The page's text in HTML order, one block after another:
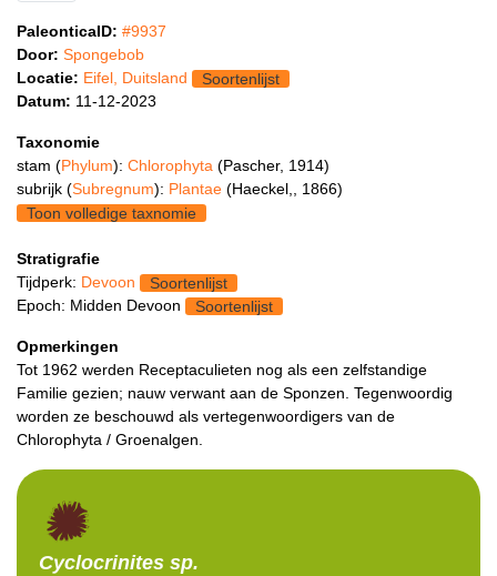
PaleonticaID: #9937
Door: Spongebob
Locatie: Eifel, Duitsland
Soortenlijst
Datum: 11-12-2023
Taxonomie
stam (Phylum): Chlorophyta (Pascher, 1914)
subrijk (Subregnum): Plantae (Haeckel,, 1866)
Toon volledige taxnomie
Stratigrafie
Tijdperk: Devoon
Soortenlijst
Epoch: Midden Devoon
Soortenlijst
Opmerkingen
Tot 1962 werden Receptaculieten nog als een zelfstandige
Familie gezien; nauw verwant aan de Sponzen. Tegenwoordig
worden ze beschouwd als vertegenwoordigers van de
Chlorophyta / Groenalgen.
Cyclocrinites sp.